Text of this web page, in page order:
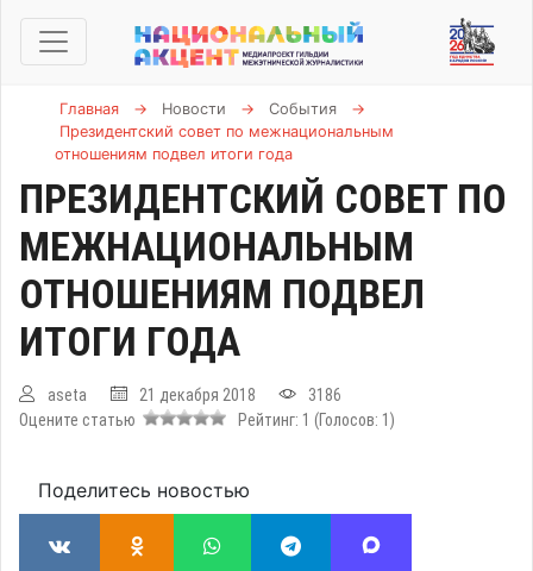
Главная → Новости → События
→
Президентский совет по межнациональным
отношениям подвел итоги года
ПРЕЗИДЕНТСКИЙ СОВЕТ ПО
МЕЖНАЦИОНАЛЬНЫМ
ОТНОШЕНИЯМ ПОДВЕЛ
ИТОГИ ГОДА
aseta 21 декабря 2018
3186
Оцените статью
Рейтинг: 1 (Голосов: 1 )
Поделитесь новостью